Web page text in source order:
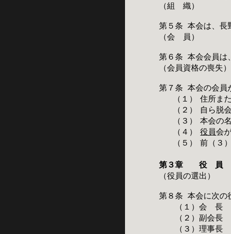
（組 織）
第５条 本会は、長
（会 員）
第６条 本会会員は
（会員資格の喪失）
第７条 本会の会員
（１）
住所ま
（２）
自ら脱
（３）
本会の
（４）
役員会
（５）
前（３
第３章 役 員
（役員の選出）
第８条 本会に次の
（１）会
（２）副会
（３）理事